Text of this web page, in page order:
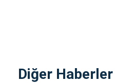
Diğer Haberler